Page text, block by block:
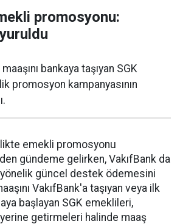
promosyonu:
bankaya taşıyan SGK
promosyon kampanyasının
emekli promosyonu
gündeme gelirken, VakıfBank da
güncel destek ödemesini
VakıfBank'a taşıyan veya ilk
başlayan SGK emeklileri,
getirmeleri halinde maaş